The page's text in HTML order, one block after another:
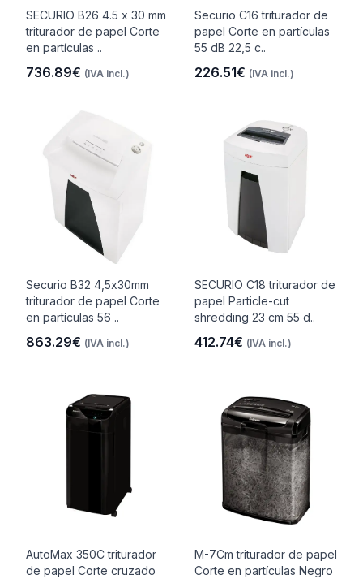
SECURIO B26 4.5 x 30 mm
triturador de papel Corte
en partículas ..
736.89€ (IVA incl.)
Securio C16 triturador de
papel Corte en partículas
55 dB 22,5 c..
226.51€ (IVA incl.)
Securio B32 4,5x30mm
triturador de papel Corte
en partículas 56 ..
863.29€ (IVA incl.)
SECURIO C18 triturador de
papel Particle-cut
shredding 23 cm 55 d..
412.74€ (IVA incl.)
AutoMax 350C triturador
de papel Corte cruzado
M-7Cm triturador de papel
Corte en partículas Negro